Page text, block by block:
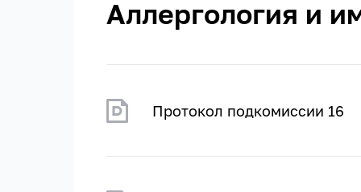
Аллергология и
Протокол подкомиссии 16